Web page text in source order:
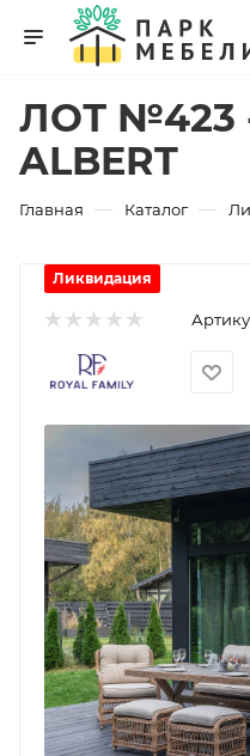
ЛОТ №423
ALBERT
Главная — Каталог —
Ликвидация